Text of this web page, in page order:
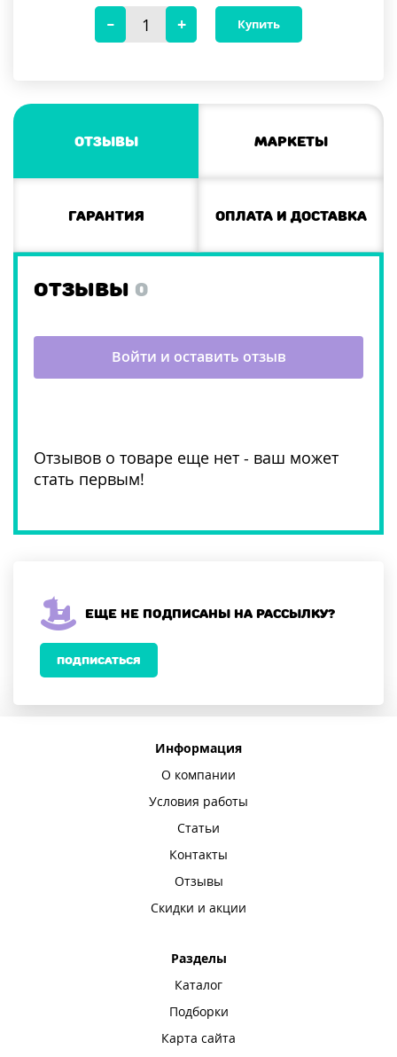
Купить
Отзывы Маркеты
Гарантия Оплата и доставка
ОТЗЫВЫ 0
Отзывов о товаре еще нет - ваш может
стать первым!
Войти и оставить отзыв
Еще не подписаны на рассылку?
ПОДПИСАТЬСЯ
Информация
О компании
Условия работы
Статьи
Контакты
Отзывы
Скидки и акции
Разделы
Каталог
Подборки
Карта сайта